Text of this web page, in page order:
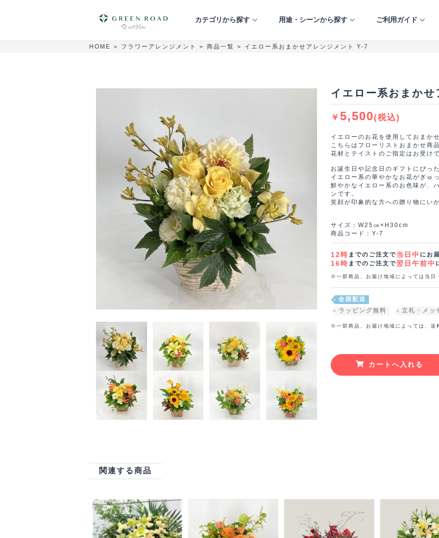
カテゴリから探す 用途・シーンから探す
上場祝い・周年記念
就任祝い
歓送迎・退職祝い
イベント・催し物
しのための花贈り
結婚祝い・結婚記念日
ご自宅用
愛妻の日・バレンタイ
ー・ホワイトデー
イベント・催し物
クリスマス
受付装花
ミモザ ― MIMOSA
入社式
ご利用ガイド
お知らせ
HOME > フラワーアレンジメント > 商品一覧 > イエロー系おまかせアレンジメント Y-7
イエロー系おまかせ
￥ 5,500(税込)
イエローのお花を使用しておまか
こちらはフローリストおまかせ商
花材とテイストのご指定はお受け
お誕生日や記念日のギフトにぴっ
イエロー系の華やかなお花がぎゅ
鮮やかなイエロー系のお色味が、
ンです。
笑顔が印象的な方への贈り物にい
サイズ：W25㎝×H30cm
商品コード：Y-7
12時 までのご注文で当日中 にお
16時 までのご注文で翌日午前中
※一部商品、お届け地域によっては当日
全国配送
ラッピング無料
立札・メッ
※一部商品、お届け地域によっては、送
カートへ入れる
関連する商品